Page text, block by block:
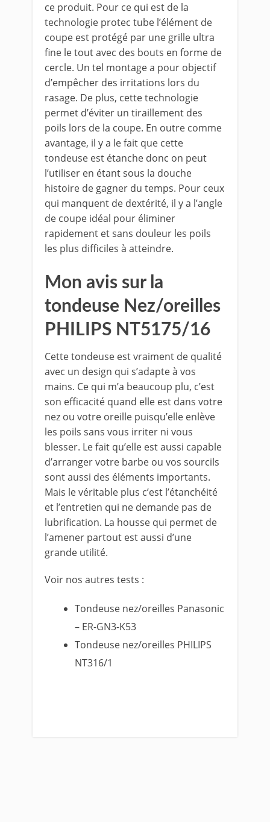
ce produit. Pour ce qui est de la
technologie protec tube l’élément de
coupe est protégé par une grille ultra
fine le tout avec des bouts en forme de
cercle. Un tel montage a pour objectif
d’empêcher des irritations lors du
rasage. De plus, cette technologie
permet d’éviter un tiraillement des
poils lors de la coupe. En outre comme
avantage, il y a le fait que cette
tondeuse est étanche donc on peut
l’utiliser en étant sous la douche
histoire de gagner du temps. Pour ceux
qui manquent de dextérité, il y a l’angle
de coupe idéal pour éliminer
rapidement et sans douleur les poils
les plus difficiles à atteindre.
Mon avis sur la
tondeuse Nez/oreilles
PHILIPS NT5175/16
Cette tondeuse est vraiment de qualité
avec un design qui s’adapte à vos
mains. Ce qui m’a beaucoup plu, c’est
son efficacité quand elle est dans votre
nez ou votre oreille puisqu’elle enlève
les poils sans vous irriter ni vous
blesser. Le fait qu’elle est aussi capable
d’arranger votre barbe ou vos sourcils
sont aussi des éléments importants.
Mais le véritable plus c’est l’étanchéité
et l’entretien qui ne demande pas de
lubrification. La housse qui permet de
l’amener partout est aussi d’une
grande utilité.
Voir nos autres tests :
Tondeuse nez/oreilles Panasonic
– ER-GN3-K53
Tondeuse nez/oreilles PHILIPS
NT316/1